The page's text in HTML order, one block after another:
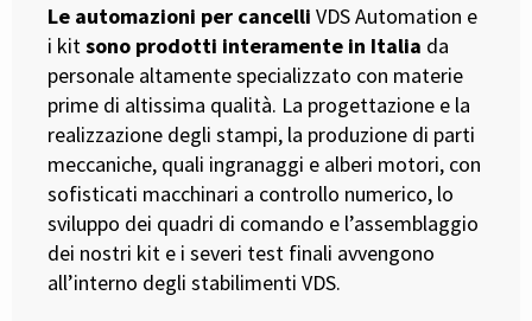
Le automazioni per cancelli VDS Automation e
i kitsono prodotti interamente in Italia da
personale altamente specializzato con materie
prime di altissima qualità. La progettazione e la
realizzazione degli stampi, la produzione di parti
meccaniche, quali ingranaggi e alberi motori, con
sofisticati macchinari a controllo numerico, lo
sviluppo dei quadri di comando e l’assemblaggio
dei nostri kit e i severi test finali avvengono
all’interno degli stabilimenti VDS.